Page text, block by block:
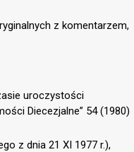
z komentarzem,
uroczystości
Diecezjalne” 54 (1980)
z dnia 21 XI 1977 r.),